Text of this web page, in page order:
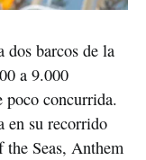
dos barcos de la
a 9.000
poco concurrida.
en su recorrido
Seas, Anthem